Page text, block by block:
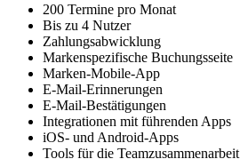
200 Termine pro Monat
Bis zu 4 Nutzer
Zahlungsabwicklung
Markenspezifische Buchungsseite
Marken‑Mobile‑App
E-Mail-Erinnerungen
E-Mail-Bestätigungen
Integrationen mit führenden Apps
iOS- und Android-Apps
Tools für die Teamzusammenarbeit